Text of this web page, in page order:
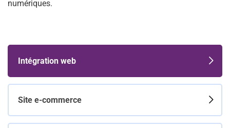
numériques.
Intégration web
Site e-commerce